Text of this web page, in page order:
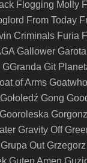
Flogging Molly
From Today
Criminals Furia
Gallower Garota
GGranda Git
of Arms
Gołoledź Gong
Gooroleska
Gravity Off
Grupa Out
Guten Amen